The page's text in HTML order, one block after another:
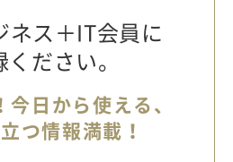
ネス＋IT会員に
ださい。
日から使える、
つ情報満載！